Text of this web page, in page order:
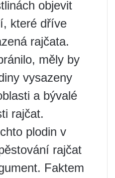
objevit
které dříve
rajčata.
měly by
vysazeny
a bývalé
rajčat.
plodin v
rajčat
Faktem